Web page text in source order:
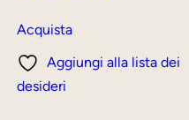
originale
35,00 €. 25,00 €.
Acquista
Aggiungi alla lista dei
desideri